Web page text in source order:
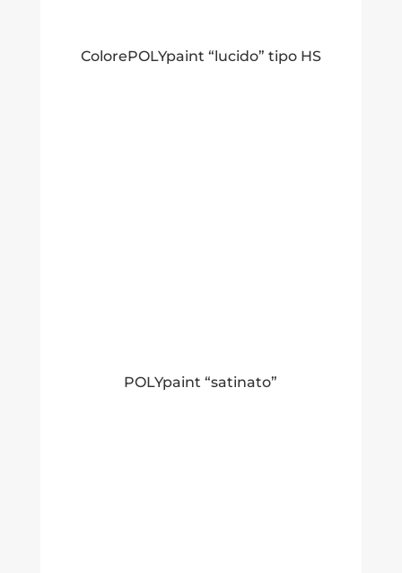
ColorePOLYpaint “lucido” tipo HS
POLYpaint “satinato”